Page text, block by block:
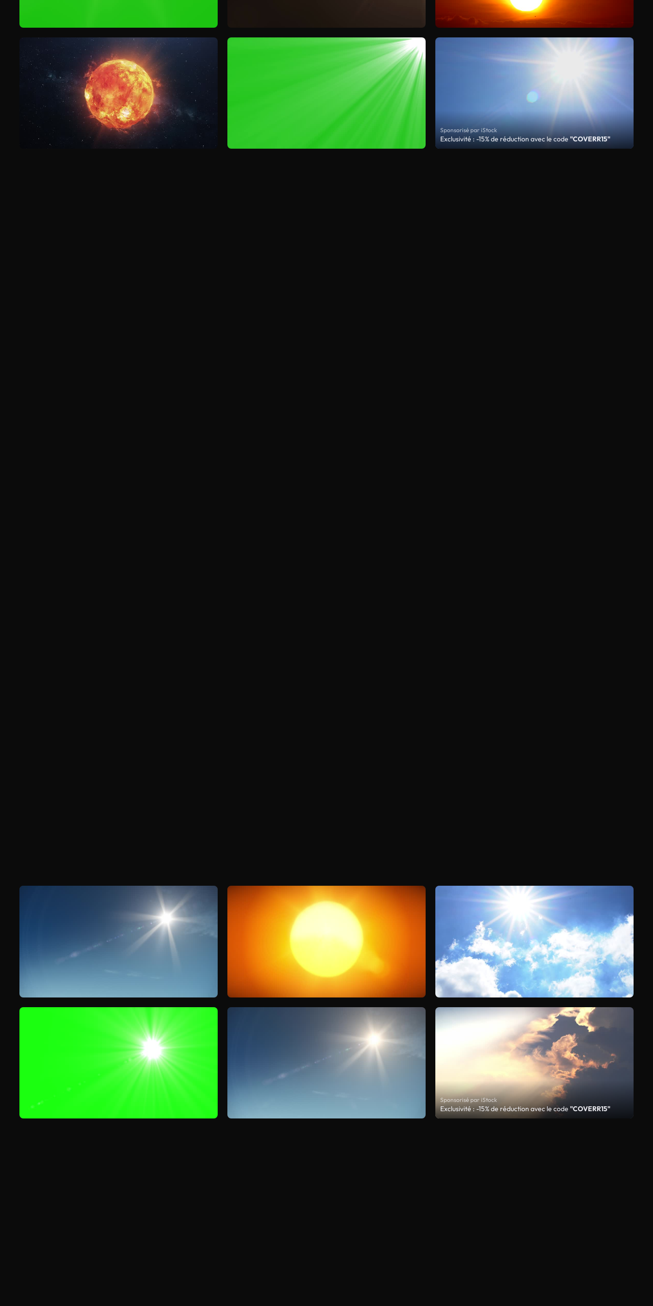
Sponsorisé par iStock
Exclusivité : -15% de réduction avec le code "COVERR15"
Sponsorisé par iStock
Exclusivité : -15% de réduction avec le code "COVERR15"